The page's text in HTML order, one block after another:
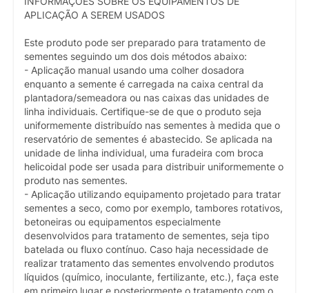
APLICAÇÃO A SEREM USADOS
Este produto pode ser preparado para tratamento de
sementes seguindo um dos dois métodos abaixo:
- Aplicação manual usando uma colher dosadora
enquanto a semente é carregada na caixa central da
plantadora/semeadora ou nas caixas das unidades de
linha individuais. Certifique-se de que o produto seja
uniformemente distribuído nas sementes à medida que o
reservatório de sementes é abastecido. Se aplicada na
unidade de linha individual, uma furadeira com broca
helicoidal pode ser usada para distribuir uniformemente o
produto nas sementes.
- Aplicação utilizando equipamento projetado para tratar
sementes a seco, como por exemplo, tambores rotativos,
betoneiras ou equipamentos especialmente
desenvolvidos para tratamento de sementes, seja tipo
batelada ou fluxo contínuo. Caso haja necessidade de
realizar tratamento das sementes envolvendo produtos
líquidos (químico, inoculante, fertilizante, etc.), faça este